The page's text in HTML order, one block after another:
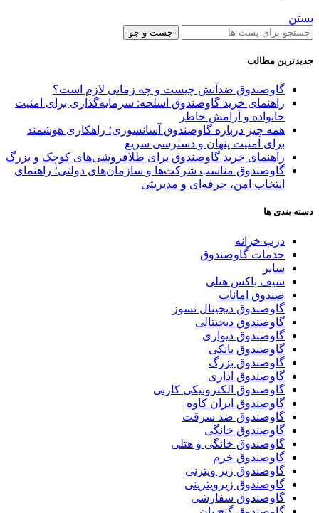
بستن
جست و جو
جدیدترین مطالب
گاوصندوق ضدآتش چیست و چه زمانی لازم است؟
راهنمای خرید گاوصندوق اسلحه: سرمایه‌گذاری برای امنیت
خانواده و آرامش خاطر
همه چیز درباره گاوصندوق آسانسوری؛ راهکاری هوشمند
برای امنیت پنهان و دسترسی سریع
راهنمای خرید گاوصندوق برای طلافروشی‌های کوچک و بزرگ
گاوصندوق مناسب شرکت‌ها و سازمان‌های دولتی؛ راهنمای
انتخاب امن، حرفه‌ای و مدیریتی
دسته بندی ها
درب خزانه
خدمات گاوصندوق
سایر
سیف باکس هتلی
صندوق امانات
گاوصندوق دیجیتال نسوز
گاوصندوق دیجیتالی
گاوصندوق دیواری
گاوصندوق بانکی
گاوصندوق بزرگ
گاوصندوق اداری
گاوصندوق الکترونیکی کارتی
گاوصندوق ایران کاوه
گاوصندوق ضد سرقت
گاوصندوق خانگی
گاوصندوق خانگی و هتلی
گاوصندوق خرم
گاوصندوق زیر ویترنی
گاوصندوق زیرویترینی
گاوصندوق سفارشی